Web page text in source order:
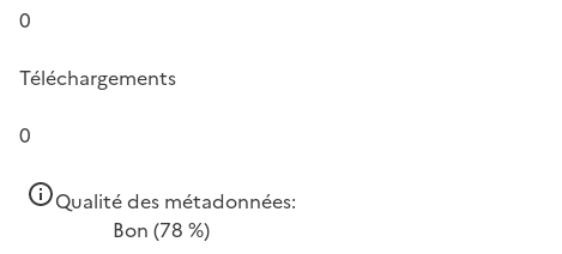
0
Téléchargements
0
Qualité des métadonnées:
Bon (78 %)